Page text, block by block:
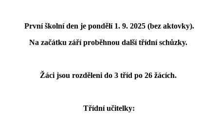
První školní den je pondělí 1. 9. 2025 (bez aktovky).
Na začátku září proběhnou další třídní schůzky.
Žáci jsou rozděleni do 3 tříd po 26 žácích.
Třídní učitelky: